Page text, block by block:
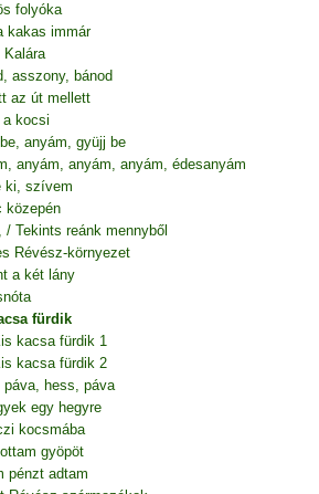
folyóka
kakas immár
Kalára
asszony, bánod
az út mellett
a kocsi
anyám, gyüjj be
anyám, anyám, anyám, édesanyám
ki, szívem
közepén
/ Tekints reánk mennyből
Révész-környezet
a két lány
fürdik
kacsa fürdik 1
kacsa fürdik 2
páva, hess, páva
egy hegyre
kocsmába
gyöpöt
pénzt adtam